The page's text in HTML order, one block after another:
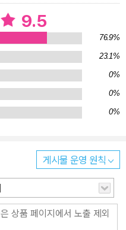
9.5
76.9%
23.1%
0%
0%
0%
게시물 운영 원칙